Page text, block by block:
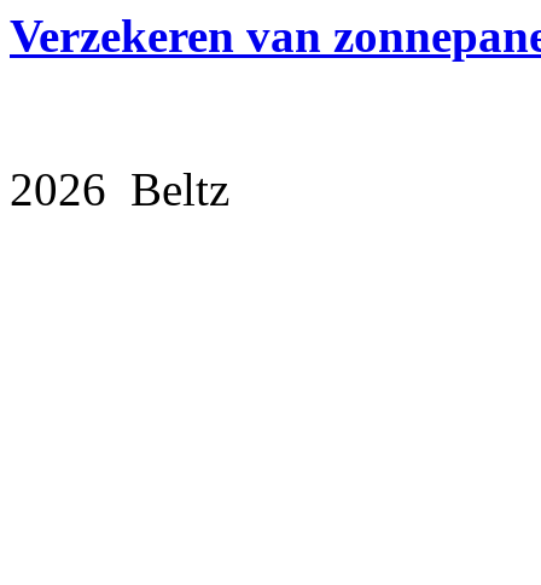
Verzekeren van
2026 Beltz